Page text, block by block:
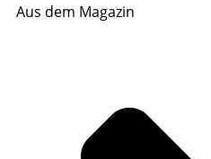
Aus dem Magazin